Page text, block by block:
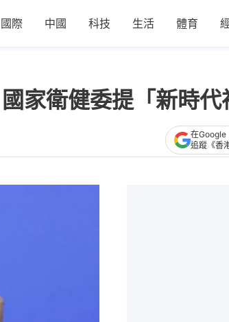
國際 中國 科技 生活 體育
衛健委提「新時代
在Google
追蹤《香